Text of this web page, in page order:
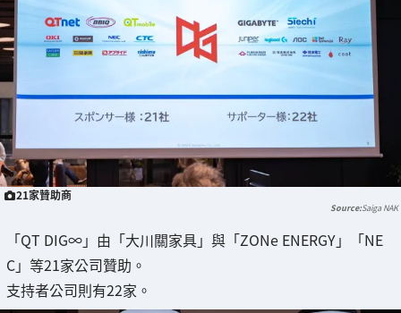
21家贊助商
Saiga NAK
「QT DIG∞」由「大川關家具」與「ZONe ENERGY」「NE
C」等21家公司贊助。
支持者公司則有22家。